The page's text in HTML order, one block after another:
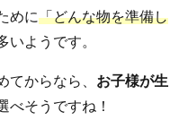
めに「どんな物を準備し
いようです。
てからなら、 お子様が生
べそうですね！